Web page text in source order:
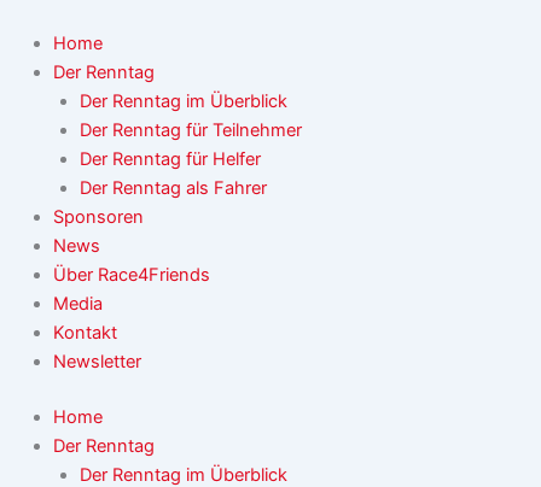
Inhalt
springen
Home
Der Renntag
Der Renntag im Überblick
Der Renntag für Teilnehmer
Der Renntag für Helfer
Der Renntag als Fahrer
Sponsoren
News
Über Race4Friends
Media
Kontakt
Newsletter
Home
Der Renntag
Der Renntag im Überblick